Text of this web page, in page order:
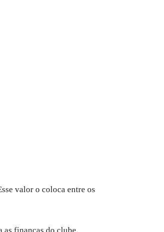
valor o coloca entre os